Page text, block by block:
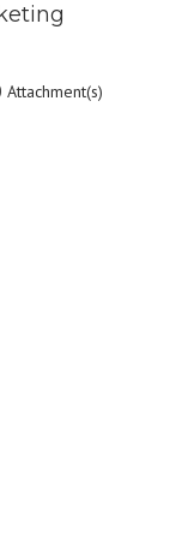
Attachment(s)